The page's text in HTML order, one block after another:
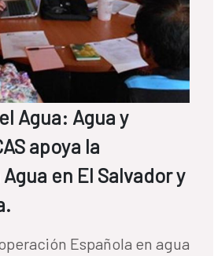
Agua: Agua y
apoya la
en El Salvador y
Española en agua